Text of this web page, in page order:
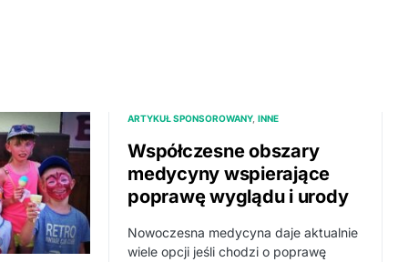
ARTYKUŁ SPONSOROWANY INNE
Współczesne obszary
medycyny wspierające
poprawę wyglądu i urody
Nowoczesna medycyna daje aktualnie
wiele opcji jeśli chodzi o poprawę